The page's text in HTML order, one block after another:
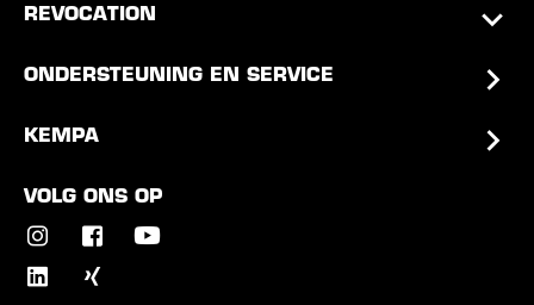
REVOCATION
ONDERSTEUNING EN SERVICE
KEMPA
VOLG ONS OP